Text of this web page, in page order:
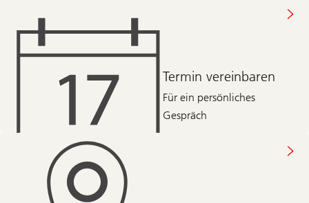
Termin vereinbaren
Für ein persönliches
Gespräch